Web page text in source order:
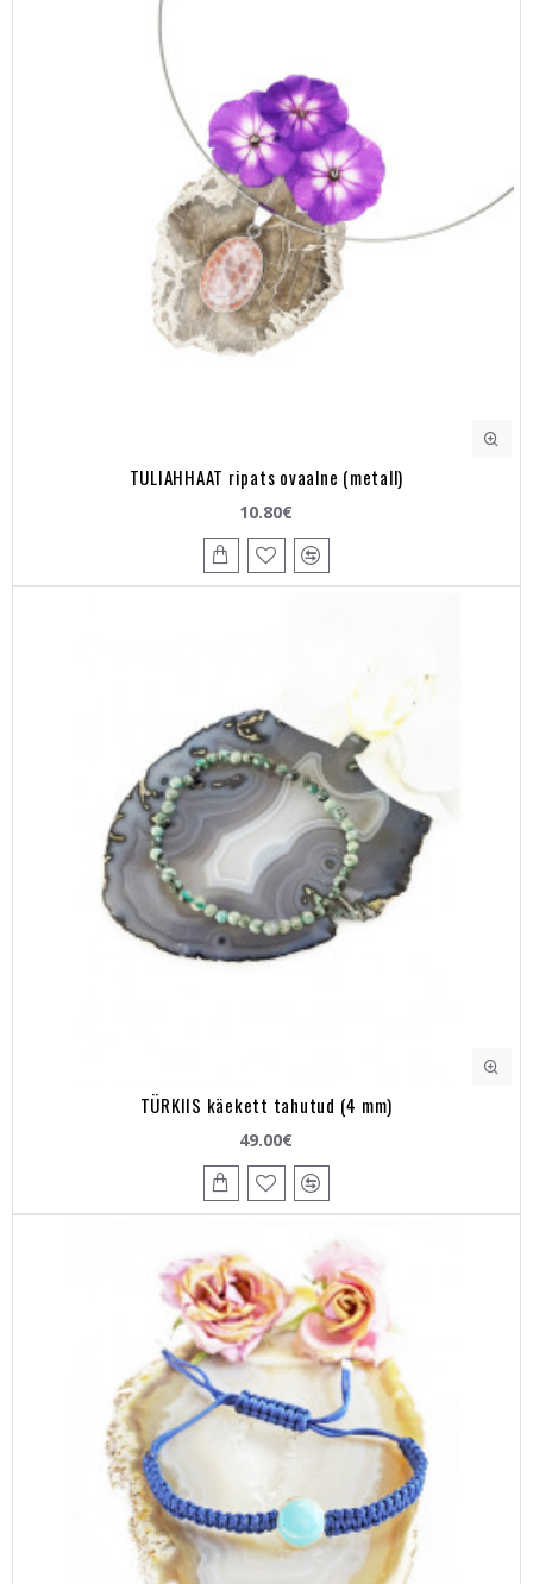
TULIAHHAAT ripats ovaalne (metall)
10.80€
TÜRKIIS käekett tahutud (4 mm)
49.00€